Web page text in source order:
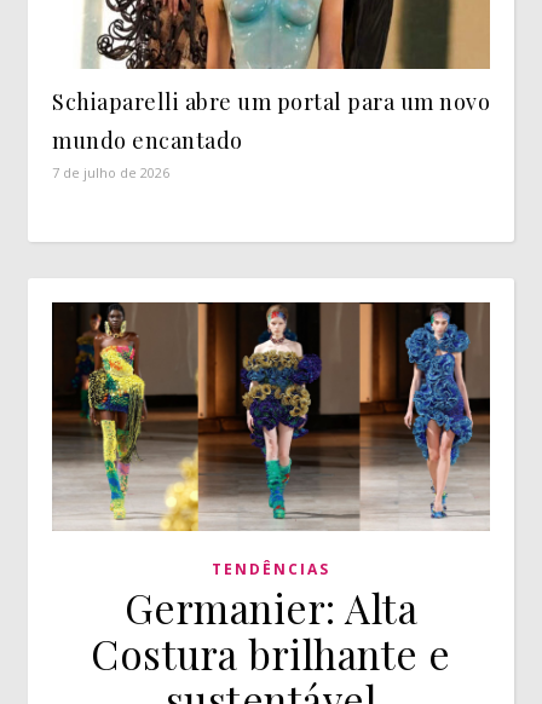
Schiaparelli abre um portal para um novo
mundo encantado
7 de julho de 2026
TENDÊNCIAS
Germanier: Alta
Costura brilhante e